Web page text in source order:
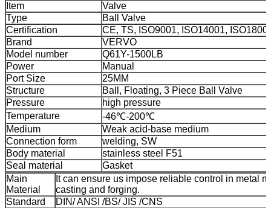
Item
Valve
Type
Ball Valve
Certification
CE, TS, ISO9001, ISO14001,
Brand
VERVO
Model number
Q61Y-1500LB
Power
Manual
Port Size
25MM
Structure
Ball, Floating, 3 Piece Ball Valve
Pressure
high pressure
Temperature
-46℃-200℃
Medium
Weak acid-base medium
Connection form
welding, SW
Body material
stainless steel F51
Seal material
Gasket
Main
Material
It can ensure us impose reliable control in metal
casting and forging.
Standard
DIN/ ANSI /BS/ JIS /CNS